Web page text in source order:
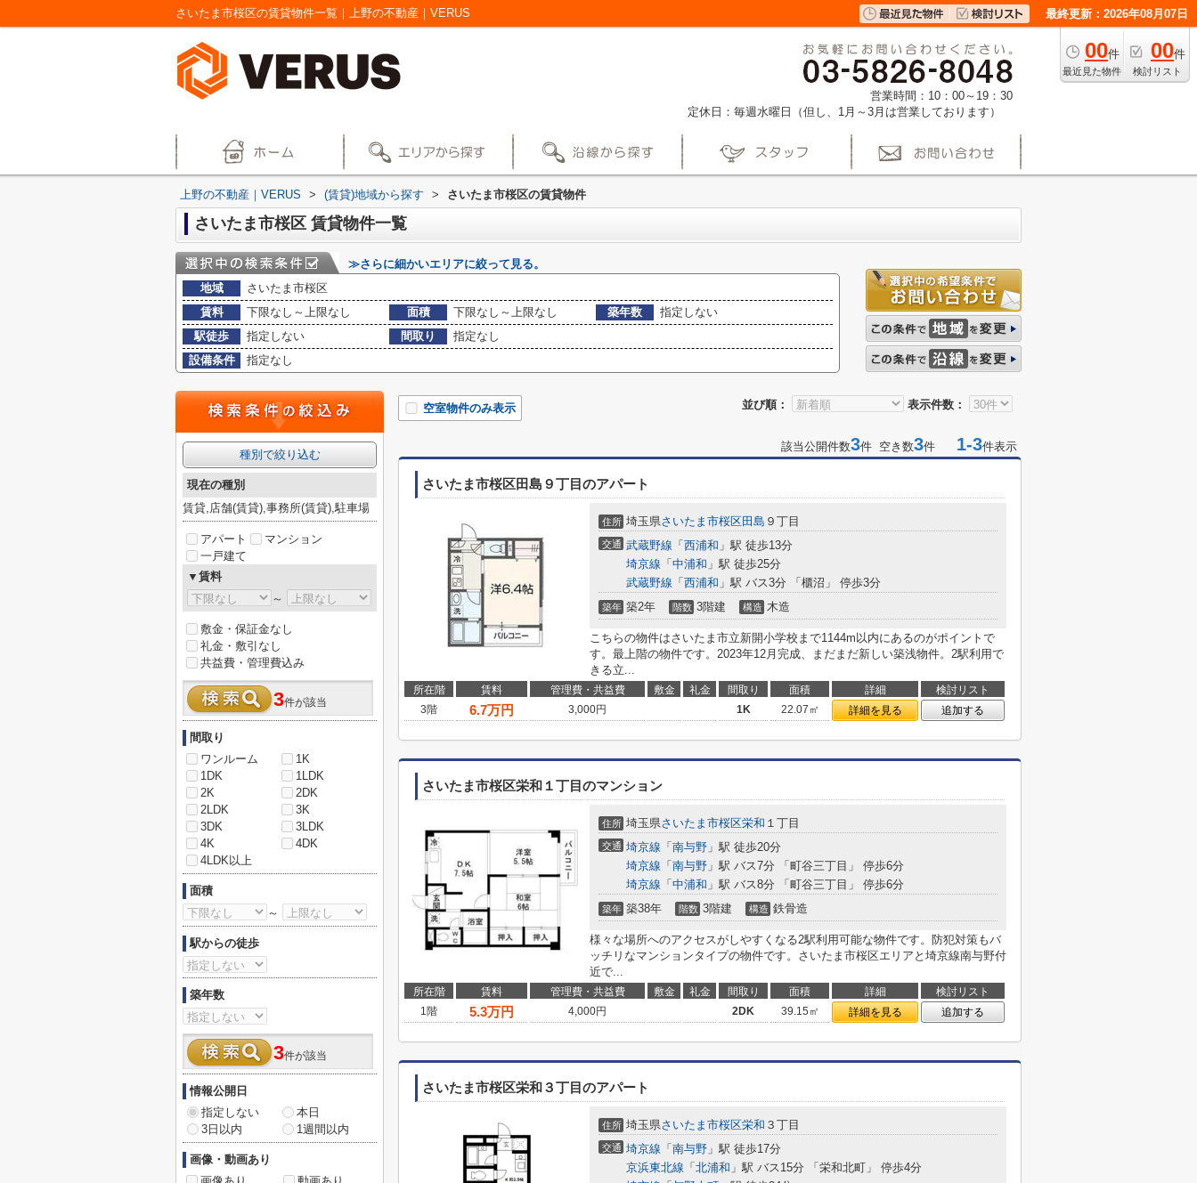
さいたま市桜区の賃貸物件一覧｜上野の不動産｜VERUS 最終更新：2026年08月07日
00件
最近見た物件
00件
検討リスト
営業時間：10：00～19：30
定休日：毎週水曜日（但し、1月～3月は営業しております）
上野の不動産｜VERUS > (賃貸)地域から探す > さいたま市桜区の賃貸物件
さいたま市桜区 賃貸物件一覧
≫さらに細かいエリアに絞って見る。
地域
さいたま市桜区
賃料
下限なし～上限なし 面積 下限なし～上限なし 築年数
指定しない
駅徒歩
指定しない 間取り
指定なし
設備条件
指定なし
並び順： 表示件数：
空室物件のみ表示
該当公開件数3件 空き数3件 1-3件表示
さいたま市桜区田島９丁目のアパート
住所 埼玉県さいたま市桜区田島 ９丁目
交通 武蔵野線 「 西浦和 」駅 徒歩13分
埼京線 「 中浦和 」駅 徒歩25分
武蔵野線 「 西浦和 」駅 バス3分 「櫃沼」 停歩3分
築年 築2年 階数 3階建 構造 木造
こちらの物件はさいたま市立新開小学校まで1144m以内にあるのがポイントで
す。最上階の物件です。2023年12月完成、まだまだ新しい築浅物件。2駅利用で
きる立...
所在階 賃料 管理費・共益費 敷金 礼金 間取り 面積 詳細
検討リスト
3階
6.7万円 3,000円 1K 22.07㎡ 詳細を見る 追加する
さいたま市桜区栄和１丁目のマンション
住所 埼玉県さいたま市桜区栄和 １丁目
交通 埼京線 「 南与野 」駅 徒歩20分
埼京線 「 南与野 」駅 バス7分 「町谷三丁目」 停歩6分
埼京線 「 中浦和 」駅 バス8分 「町谷三丁目」 停歩6分
築年 築38年 階数 3階建 構造 鉄骨造
様々な場所へのアクセスがしやすくなる2駅利用可能な物件です。防犯対策もバ
ッチリなマンションタイプの物件です。さいたま市桜区エリアと埼京線南与野付
近で...
所在階 賃料 管理費・共益費 敷金 礼金 間取り 面積 詳細
検討リスト
1階
5.3万円 4,000円 2DK 39.15㎡ 詳細を見る 追加する
さいたま市桜区栄和３丁目のアパート
住所 埼玉県さいたま市桜区栄和 ３丁目
交通 埼京線 「 南与野 」駅 徒歩17分
京浜東北線 「 北浦和 」駅 バス15分 「栄和北町」 停歩4分
種別で絞り込む
現在の種別
賃貸,店舗(賃貸),事務所(賃貸),駐車場
アパート
マンション
一戸建て
▼賃料
～
敷金・保証金なし
礼金・敷引なし
共益費・管理費込み
3件が該当
間取り
ワンルーム
1K
1DK
1LDK
2K
2DK
2LDK
3K
3DK
3LDK
4K
4DK
4LDK以上
面積
～
駅からの徒歩
築年数
3件が該当
情報公開日
指定しない
本日
3日以内
1週間以内
画像・動画あり